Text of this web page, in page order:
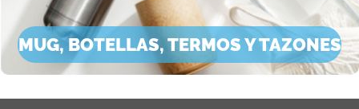
MUG, BOTELLAS, TERMOS Y TAZONES